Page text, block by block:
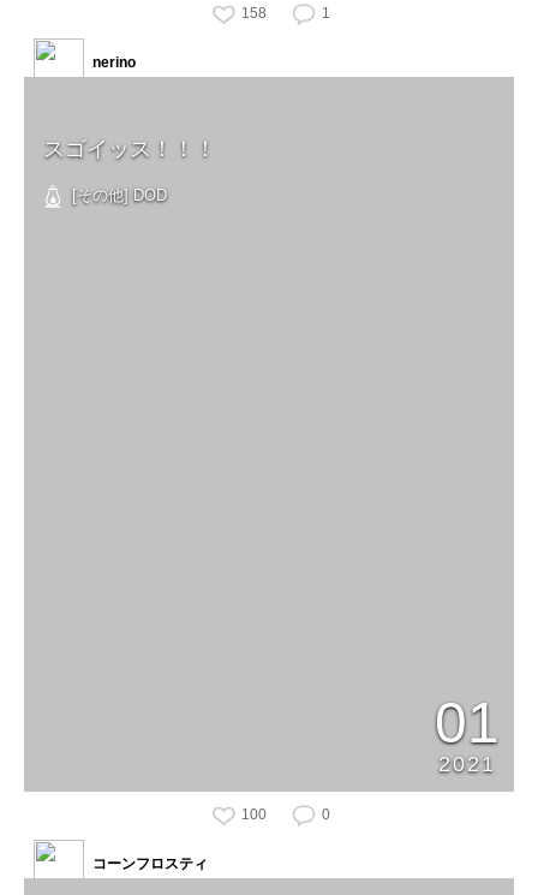
158 1
スゴイッス！！！
[その他] DOD
01
2021
nerino
100 0
コーンフロスティ